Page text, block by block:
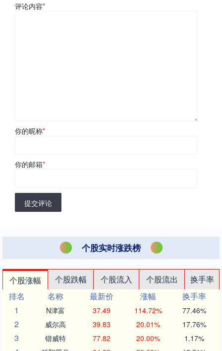
评论内容*
你的昵称*
你的邮箱*
提交评论
个股实时涨跌榜
个股涨幅 个股跌幅 个股流入 个股流出
换手率
排名
名称 最新价 涨幅
换手率
1
N津富 37.49 114.72% 77.46%
2 威尔高 39.83 20.01% 17.76%
3 锴威特 77.82 20.00% 1.17%